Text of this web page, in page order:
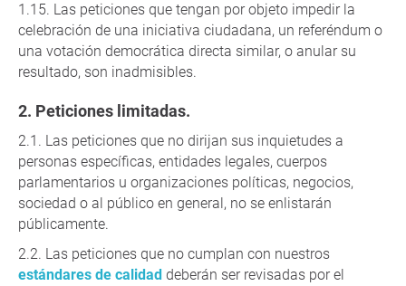
Las peticiones que tengan por objeto impedir la
celebración de una iniciativa ciudadana, un referéndum o
una votación democrática directa similar, o anular su
resultado, son inadmisibles.
Peticiones limitadas.
Las peticiones que no dirijan sus inquietudes a
personas específicas, entidades legales, cuerpos
parlamentarios u organizaciones políticas, negocios,
sociedad o al público en general, no se enlistarán
públicamente.
Las peticiones que no cumplan con nuestros
estándares de calidad deberán ser revisadas por el